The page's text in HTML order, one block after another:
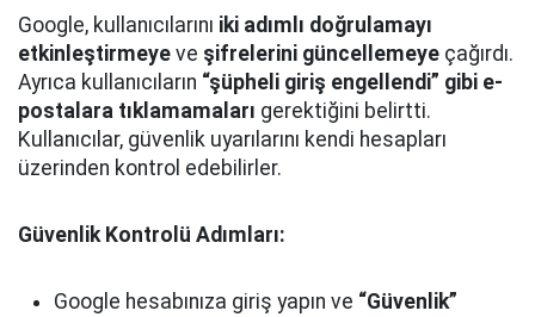
Google, kullanıcılarını iki adımlı doğrulamayı
etkinleştirmeye ve şifrelerini güncellemeye çağırdı.
Ayrıca kullanıcıların “şüpheli giriş engellendi” gibi e-
postalara tıklamamaları gerektiğini belirtti.
Kullanıcılar, güvenlik uyarılarını kendi hesapları
üzerinden kontrol edebilirler.
Güvenlik Kontrolü Adımları:
Google hesabınıza giriş yapın ve “Güvenlik”